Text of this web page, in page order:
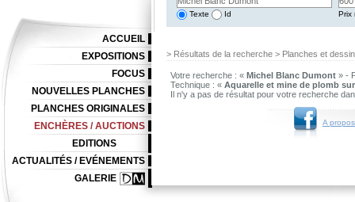
Texte Id Prix
> Résultats de la recherche > Planches et
Votre recherche : « Michel Blanc Dumont » -
Technique : « Aquarelle et mine de plomb
Il n'y a pas de résultat pour votre recherche
A
ACCUEIL
EXPOSITIONS
FOCUS
NOUVELLES PLANCHES
PLANCHES ORIGINALES
ENCHÈRES / AUCTIONS
EDITIONS
ACTUALITÉS / EVÉNEMENTS
GALERIE